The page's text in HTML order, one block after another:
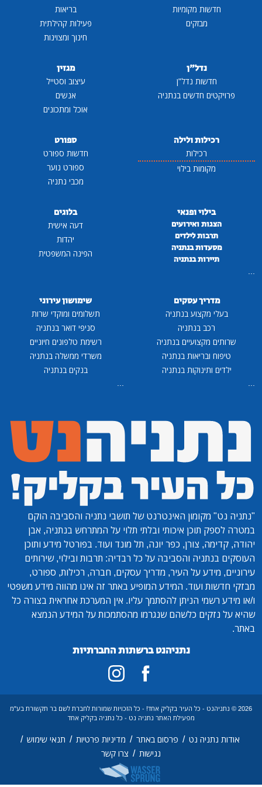
חדשות מקומיות
מבזקים
בריאות
פעילות קהילתית
חינוך ומצוינות
נדל"ן
חדשות נדל"ן
פרויקטים חדשים בנתניה
מגזין
עיצוב וסטייל
אנשים
אוכל ומתכונים
רכילות ולילה
רכילות
מקומות בילוי
ספורט
חדשות ספורט
ספורט נוער
מכבי נתניה
בילוי ופנאי
הצגות ואירועים
תרבות לילדים
מסעדות בנתניה
תיירות בנתניה
...
בלוגים
דעה אישית
יהדות
הפינה המשפטית
מדריך עסקים
בעלי מקצוע בנתניה
רכב בנתניה
שרותים מקצועיים בנתניה
טיפוח ובריאות בנתניה
ילדים ותינוקות בנתניה
...
שימושון עירוני
תשלומים ומוקדי שרות
סניפי דואר בנתניה
רשימת טלפונים חיוניים
משרדי ממשלה בנתניה
בנקים בנתניה
...
"נתניה נט" מקומון האינטרנט של תושבי נתניה והסביבה הוקם
במטרה לספק תוכן איכותי ובלתי תלוי על המתרחש בנתניה, אבן
יהודה, קדימה, צורן, כפר יונה, תל מונד ועוד. בפורטל מידע ותוכן
העוסקים בנתניה והסביבה על כל רבדיה: תרבות ובילוי, שירותים
עירוניים, מידע על העיר, מדריך עסקים, חברה, רכילות, ספורט,
מבזקי חדשות ועוד. המידע המופיע באתר זה אינו מהווה מידע משפטי
ו/או מידע רשמי הניתן להסתמך עליו. אין המערכת אחראית בצורה כל
שהיא על נזקים כלשהם שנגרמו מהסתמכות על המידע הנמצא
באתר.
נתניהנט ברשתות החברתיות
2026 © נתניהנט - כל העיר בקליק אחד! - כל הזכויות שמורות לחברת לשם בר תקשורת בע"מ
מפעילת האתר נתניה נט - כל נתניה בקליק אחד
אודות נתניה נט / פרסום באתר / מדיניות פרטיות / תנאי שימוש /
נגישות / צרו קשר